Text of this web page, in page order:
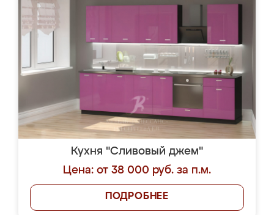
Кухня "Сливовый джем"
Цена: от 38 000 руб. за п.м.
ПОДРОБНЕЕ